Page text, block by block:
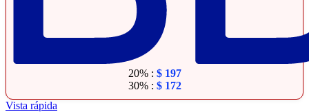
20% : $197
30% : $172
Vista rápida